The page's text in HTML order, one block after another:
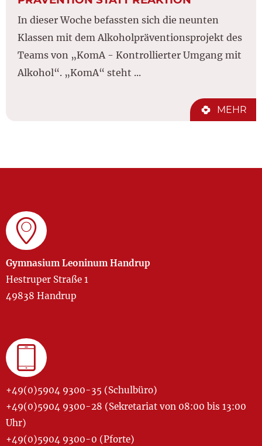
In dieser Woche befassten sich die neunten
Klassen mit dem Alkoholpräventionsprojekt des
Teams von „KomA - Kontrollierter Umgang mit
Alkohol“. „KomA“ steht ...
MEHR
Gymnasium Leoninum Handrup
Hestruper Straße 1
49838 Handrup
+49(0)5904 9300-35 (Schulbüro)
+49(0)5904 9300-28 (Sekretariat von 08:00 bis 13:00
Uhr)
+49(0)5904 9300-0 (Pforte)